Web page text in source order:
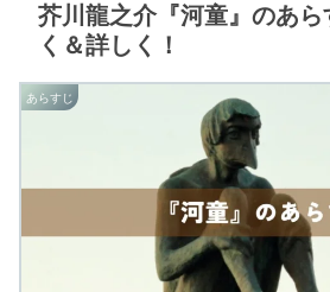
芥川龍之介『河童』のあ
く＆詳しく！
あらすじ